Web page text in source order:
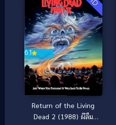
6.1
Return of the Living
Dead 2 (1988) ผีลืม